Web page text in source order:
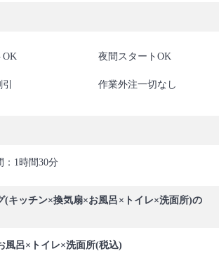
OK 夜間スタートOK
作業外注一切なし
：1時間30分
(キッチン×換気扇×お風呂×トイレ×洗面所)の
風呂×トイレ×洗面所(税込)